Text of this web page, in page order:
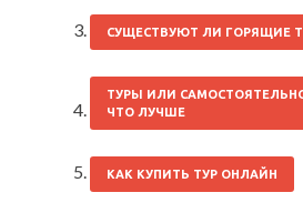
СУЩЕСТВУЮТ ЛИ ГОРЯЩИЕ
ТУРЫ ИЛИ
ЧТО ЛУЧШЕ
КАК КУПИТЬ ТУР ОНЛАЙН